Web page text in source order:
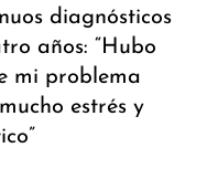
diagnósticos
años: “Hubo
mi problema
estrés y